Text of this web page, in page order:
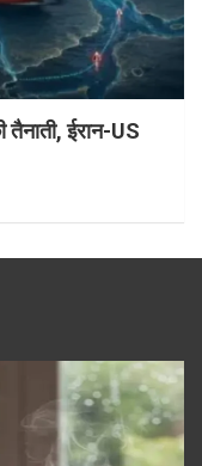
तैनाती, ईरान-US